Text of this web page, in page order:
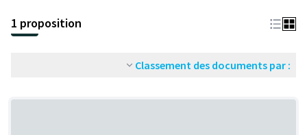
1 proposition
Classement des documents par :